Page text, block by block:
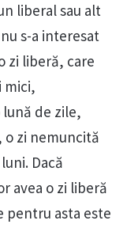
liberal sau alt
s-a interesat
zi liberă, care
mici,
de zile,
o zi nemuncită
Dacă
avea o zi liberă
pentru asta este